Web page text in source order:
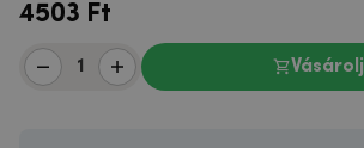
4503 Ft